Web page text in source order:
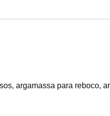
argamassa para reboco,